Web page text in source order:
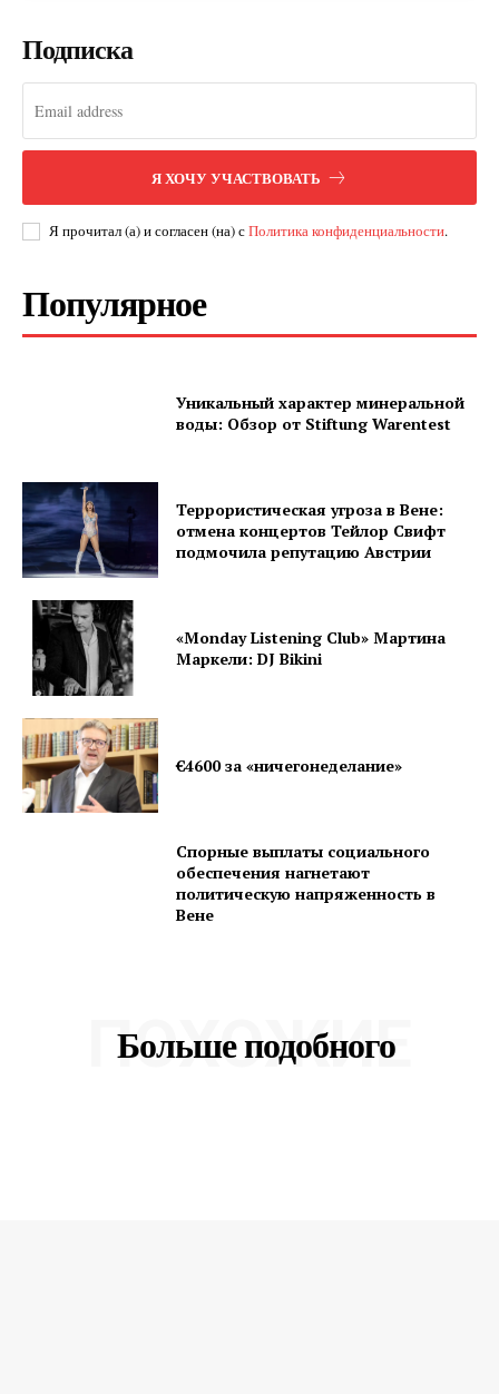
Company
Подписаться
Privacy Policy
Подписка
Я ХОЧУ УЧАСТВОВАТЬ
Я прочитал (а) и согласен (на) сПолитика конфиденциальности.
Популярное
Уникальный характер минеральной
воды: Обзор от Stiftung Warentest
Террористическая угроза в Вене:
отмена концертов Тейлор Свифт
подмочила репутацию Австрии
«Monday Listening Club» Мартина
Маркели: DJ Bikini
€4600 за «ничегонеделание»
Спорные выплаты социального
обеспечения нагнетают
политическую напряженность в
Вене
Больше подобного
ПОХОЖИЕ